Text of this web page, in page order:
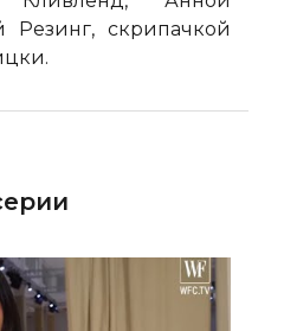
Резинг, скрипачкой